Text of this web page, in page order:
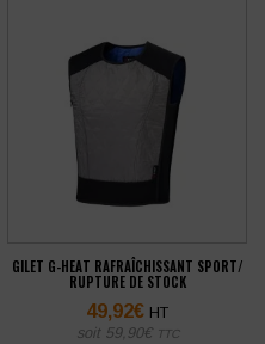
GILET G-HEAT RAFRAÎCHISSANT SPORT/
RUPTURE DE STOCK
49,92€ HT
soit 59,90€ TTC